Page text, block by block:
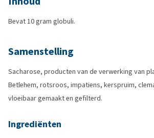
Bevat 10 gram globuli.
Samenstelling
Sacharose, producten van de verwerking van
Betlehem, rotsroos, impatiens, kerspruim,
vloeibaar gemaakt en gefilterd.
Ingrediënten